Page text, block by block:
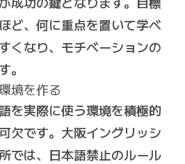
ど、何に重点を置いて学べ
くなり、モチベーションの
。
境を作る
を実際に使う環境を積極的
欠です。大阪イングリッシ
では、日本語禁止のルール